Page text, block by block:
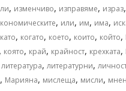
, изменчиво, изправяме, израз,
, или, им, има,
като, когато, което, които, който,
, която, край, крайност, крехката,
литература,литературни,
, Марияна, мислеща, мисли,